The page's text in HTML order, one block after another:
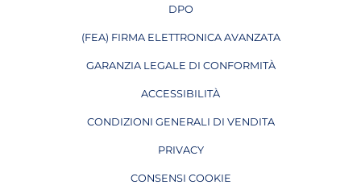
DPO
APRE IN UNA NUOVA PAGINA
(FEA) FIRMA ELETTRONICA AVANZATA
APRE IN UNA NUOVA PAGINA
GARANZIA LEGALE DI CONFORMITÀ
ACCESSIBILITÀ
CONDIZIONI GENERALI DI VENDITA
PRIVACY
CONSENSI COOKIE